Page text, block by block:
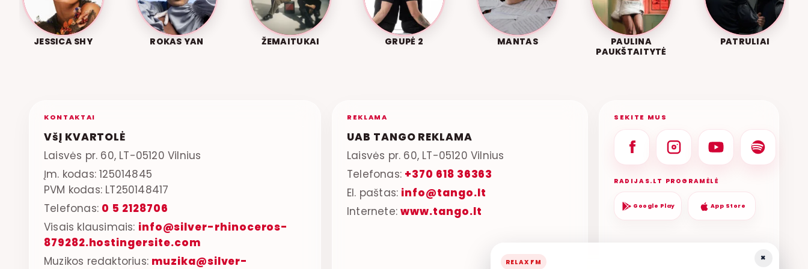
JESSICA SHY ROKAS YAN ŽEMAITUKAI GRUPĖ 2 MANTAS
PAULINA
PAUKŠTAITYTĖ
PATRULIAI
KONTAKTAI
VšĮ KVARTOLĖ
Laisvės pr. 60, LT-05120 Vilnius
Įm. kodas: 125014845
PVM kodas: LT250148417
Telefonas: 0 5 2128706
Visais klausimais: info@silver-rhinoceros-
879282.hostingersite.com
Muzikos redaktorius: muzika@silver-
REKLAMA
UAB TANGO REKLAMA
Laisvės pr. 60, LT-05120 Vilnius
Telefonas: +370 618 36363
El. paštas: info@tango.lt
Internete:www.tango.lt
SEKITE MUS
RADIJAS.LT PROGRAMĖLĖ
Google Play App Store
×
RELAX FM